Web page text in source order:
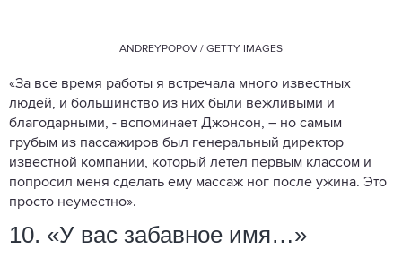
ANDREYPOPOV / GETTY IMAGES
«За все время работы я встречала много известных
людей, и большинство из них были вежливыми и
благодарными, - вспоминает Джонсон, – но самым
грубым из пассажиров был генеральный директор
известной компании, который летел первым классом и
попросил меня сделать ему массаж ног после ужина. Это
просто неуместно».
10. «У вас забавное имя…»